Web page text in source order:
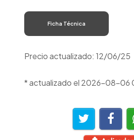
Ficha Técnica
Precio actualizado: 12/06/25
* actualizado el 2026-08-06